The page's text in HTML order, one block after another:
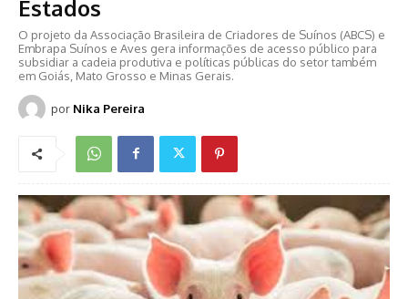
Estados
O projeto da Associação Brasileira de Criadores de Suínos (ABCS) e
Embrapa Suínos e Aves gera informações de acesso público para
subsidiar a cadeia produtiva e políticas públicas do setor também
em Goiás, Mato Grosso e Minas Gerais.
por Nika Pereira